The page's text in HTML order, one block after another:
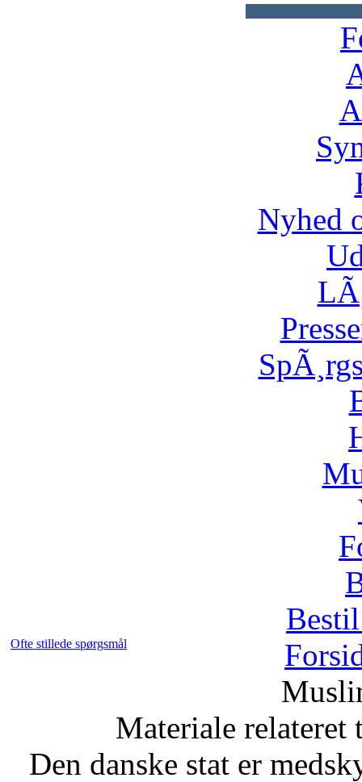
Nyhed
Ofte stillede spørgsmål
Materiale
Den danske stat er